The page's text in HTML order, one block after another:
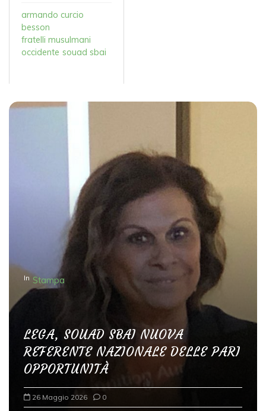
armando curcio
besson
fratelli musulmani
occidente souad sbai
In Stampa
LEGA, SOUAD SBAI NUOVA
REFERENTE NAZIONALE DELLE PARI
OPPORTUNITÀ
26 Maggio 2026 0